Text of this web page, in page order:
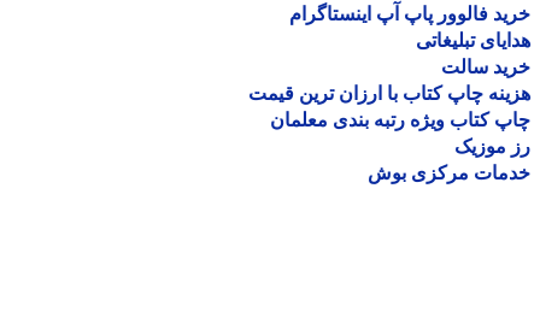
فالوور پاپ آپ اینستاگرام
تبلیغاتی
سالت
چاپ کتاب با ارزان ترین قیمت
کتاب ویژه رتبه بندی معلمان
موزیک
مرکزی بوش